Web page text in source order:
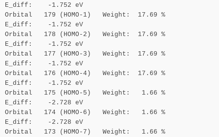
E_diff: -1.752 eV
Orbital 179 (HOMO-1) Weight: 17.69 %
E_diff: -1.752 eV
Orbital 178 (HOMO-2) Weight: 17.69 %
E_diff: -1.752 eV
Orbital 177 (HOMO-3) Weight: 17.69 %
E_diff: -1.752 eV
Orbital 176 (HOMO-4) Weight: 17.69 %
E_diff: -1.752 eV
Orbital 175 (HOMO-5) Weight: 1.66 %
E_diff: -2.728 eV
Orbital 174 (HOMO-6) Weight: 1.66 %
E_diff: -2.728 eV
Orbital 173 (HOMO-7) Weight: 1.66 %